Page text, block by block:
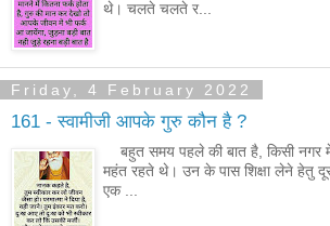
थे। चलते चलते र...
Friday, 4 February 2022
161 - स्वामीजी आपके गुरु कौन है ?
बहुत समय पहले की बात है, किसी नगर
महंत रहते थे। उन के पास शिक्षा लेने हेतु
एक ...